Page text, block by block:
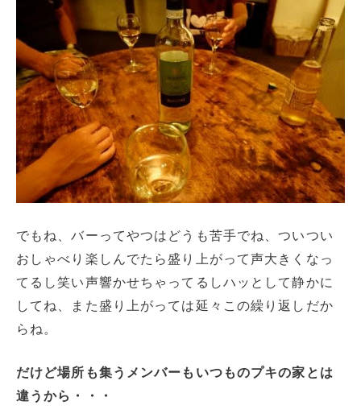
でもね、バーってやつはどうも苦手でね、ついつい
おしゃべり楽しんでたら盛り上がって声大きくなっ
てるし笑い声響かせちゃってるしハッとして静かに
してね、また盛り上がっては延々この繰り返しだか
らね。
だけど場所も集うメンバーもいつものプキの家とは
違うから・・・